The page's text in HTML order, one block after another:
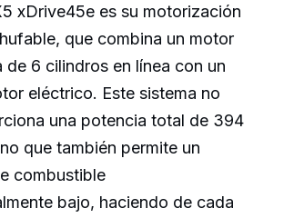
xDrive45e es su motorización
que combina un motor
de 6 cilindros en línea con un
eléctrico. Este sistema no
una potencia total de 394
que también permite un
combustible
bajo, haciendo de cada